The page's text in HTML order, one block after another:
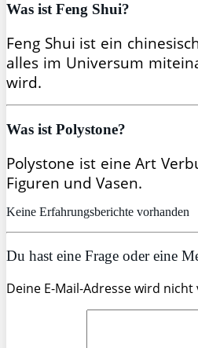
Was ist Feng Shui?
Feng Shui ist ein
alles im Universum
wird.
Was ist Polystone?
Polystone ist eine Art
Figuren und Vasen.
Keine Erfahrungsberichte vorhanden
Du hast eine Frage oder eine
Deine E-Mail-Adresse wird